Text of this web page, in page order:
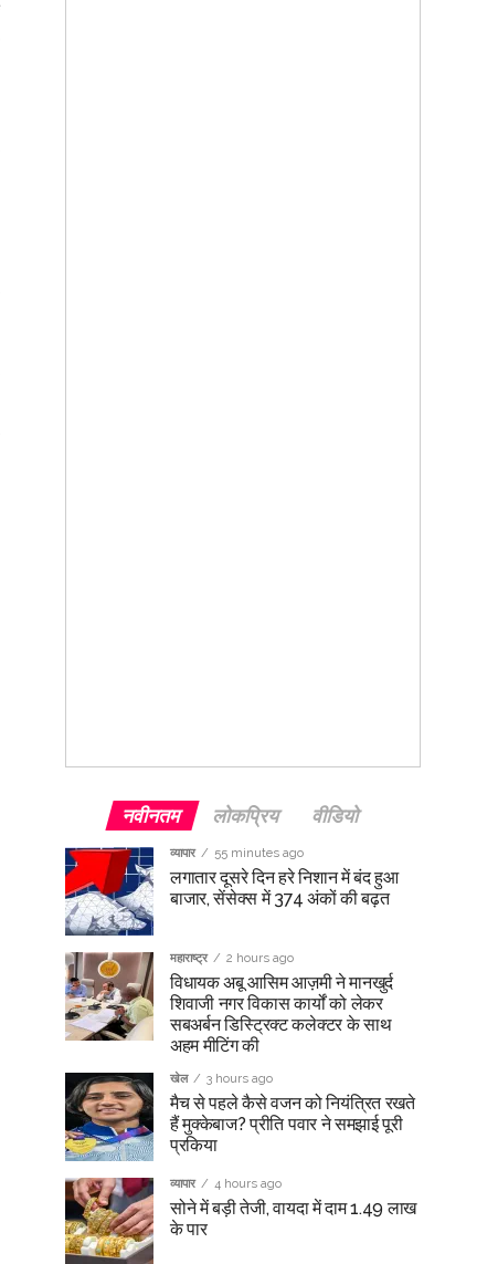
नवीनतम लोकप्रिय वीडियो
व्यापार 55 minutes ago
लगातार दूसरे दिन हरे निशान में बंद हुआ
बाजार, सेंसेक्स में 374 अंकों की बढ़त
महाराष्ट्र 2 hours ago
विधायक अबू आसिम आज़मी ने मानखुर्द
शिवाजी नगर विकास कार्यों को लेकर
सबअर्बन डिस्ट्रिक्ट कलेक्टर के साथ
अहम मीटिंग की
खेल 3 hours ago
मैच से पहले कैसे वजन को नियंत्रित रखते
हैं मुक्केबाज? प्रीति पवार ने समझाई पूरी
प्रकिया
व्यापार 4 hours ago
सोने में बड़ी तेजी, वायदा में दाम 1.49 लाख
के पार